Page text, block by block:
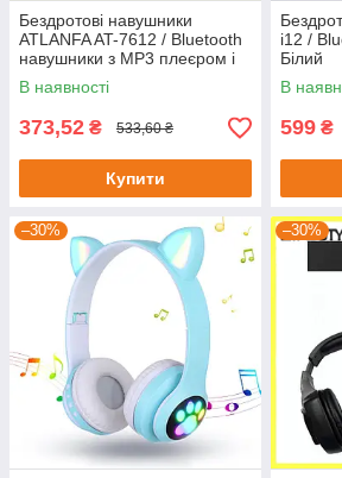
Бездротові навушники
ATLANFA AT-7612 / Bluetooth
навушники з MP3 плеєром і
FM радіо
В наявності
373,52 ₴ 533,60 ₴
Купити
i12 /
Білий
В
599 ₴
–30% –30%